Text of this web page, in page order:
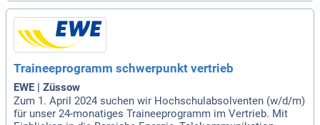
Traineeprogramm schwerpunkt vertrieb
EWE | Züssow
Zum 1. April 2024 suchen wir Hochschulabsolventen (w/d/m)
für unser 24-monatiges Traineeprogramm im Vertrieb. Mit